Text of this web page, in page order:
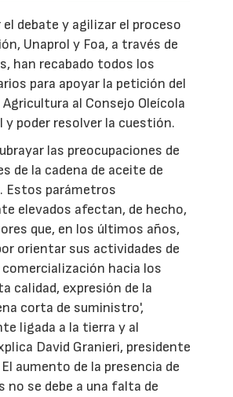
debate y agilizar el proceso
Unaprol y Foa, a través de
han recabado todos los
para apoyar la petición del
al Consejo Oleícola
y poder resolver la cuestión.
las preocupaciones de
de la cadena de aceite de
Estos parámetros
elevados afectan, de hecho,
que, en los últimos años,
orientar sus actividades de
hacia los
calidad, expresión de la
corta de suministro',
ligada a la tierra y al
David Granieri, presidente
aumento de la presencia de
no se debe a una falta de